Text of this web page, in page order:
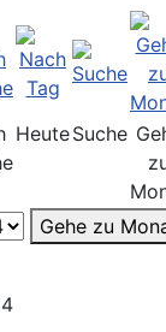
HeuteSuche
Gehe zu